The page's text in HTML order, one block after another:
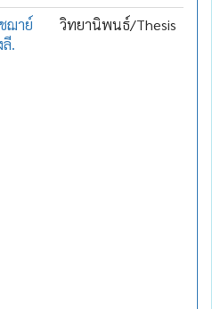
ฌาย์
.
วิทยานิพนธ์/Thesis